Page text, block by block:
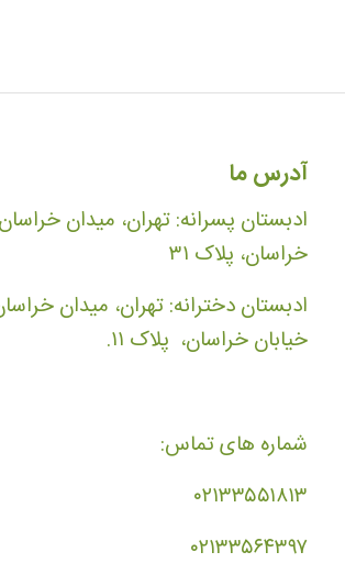
آدرس ما
ادبستان پسرانه: تهران، میدان
خراسان، پلاک ۳۱
ادبستان دخترانه: تهران، میدان
خیابان خراسان، پلاک ۱۱.
شماره های تماس:
۰۲۱۳۳۵۵۱۸۱۳
۰۲۱۳۳۵۶۴۳۹۷